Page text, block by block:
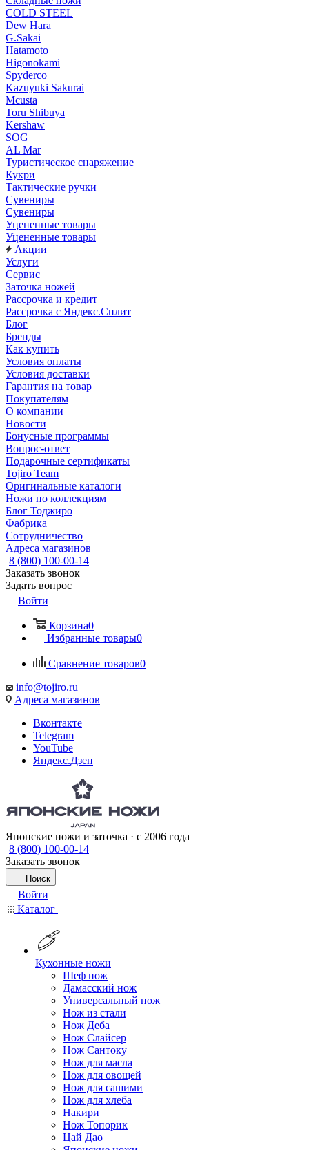
COLD STEEL
Dew Hara
G.Sakai
Hatamoto
Higonokami
Spyderco
Kazuyuki Sakurai
Mcusta
Toru Shibuya
Kershaw
SOG
AL Mar
Туристическое снаряжение
Кукри
Тактические ручки
Сувениры
Сувениры
Уцененные товары
Уцененные товары
Акции
Услуги
Сервис
Заточка ножей
Рассрочка и кредит
Рассрочка с Яндекс.Сплит
Блог
Бренды
Как купить
Условия оплаты
Условия доставки
Гарантия на товар
Покупателям
О компании
Новости
Бонусные программы
Вопрос-ответ
Подарочные сертификаты
Tojiro Team
Оригинальные каталоги
Ножи по коллекциям
Блог Тоджиро
Фабрика
Сотрудничество
Адреса магазинов
8 (800) 100-00-14
Заказать звонок
Задать вопрос
Войти
Корзина0
Избранные товары0
Сравнение товаров0
info@tojiro.ru
Адреса магазинов
Вконтакте
Telegram
YouTube
Яндекс.Дзен
Японские ножи и заточка · с 2006 года
8 (800) 100-00-14
Заказать звонок
Поиск
Войти
Каталог
Кухонные ножи
Шеф нож
Дамасский нож
Универсальный нож
Нож из стали
Нож Деба
Нож Слайсер
Нож Сантоку
Нож для масла
Нож для овощей
Нож для сашими
Нож для хлеба
Накири
Нож Топорик
Цай Дао